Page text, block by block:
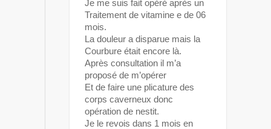
Je me suis fait opéré après un
Traitement de vitamine e de 06
mois.
La douleur a disparue mais la
Courbure était encore là.
Après consultation il m’a
proposé de m’opérer
Et de faire une plicature des
corps caverneux donc
opération de nestit.
Je le revois dans 1 mois en